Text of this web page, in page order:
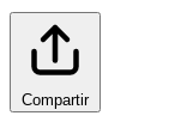
Compartir